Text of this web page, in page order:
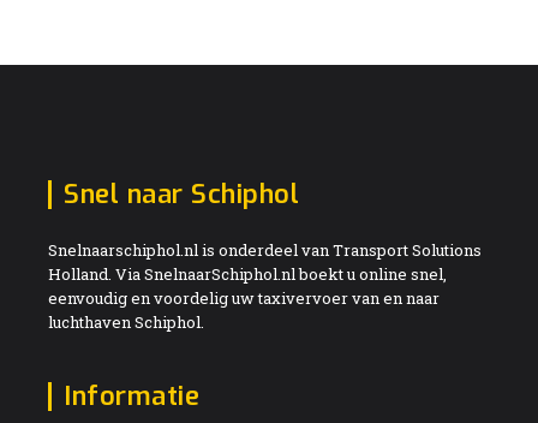
Snel naar Schiphol
Snelnaarschiphol.nl is onderdeel van Transport Solutions
Holland. Via SnelnaarSchiphol.nl boekt u online snel,
eenvoudig en voordelig uw taxivervoer van en naar
luchthaven Schiphol.
Informatie